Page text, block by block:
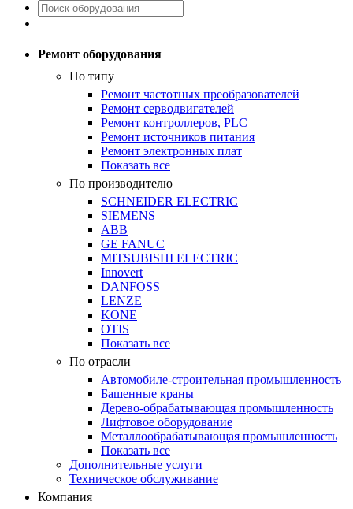
Ремонт оборудования
По типу
Ремонт частотных преобразователей
Ремонт серводвигателей
Ремонт контроллеров, PLC
Ремонт источников питания
Ремонт электронных плат
Показать все
По производителю
SCHNEIDER ELECTRIC
SIEMENS
ABB
GE FANUC
MITSUBISHI ELECTRIC
Innovert
DANFOSS
LENZE
KONE
OTIS
Показать все
По отрасли
Автомобиле-строительная промышленность
Башенные краны
Дерево-обрабатывающая промышленность
Лифтовое оборудование
Металлообрабатывающая промышленность
Показать все
Дополнительные услуги
Техническое обслуживание
Компания